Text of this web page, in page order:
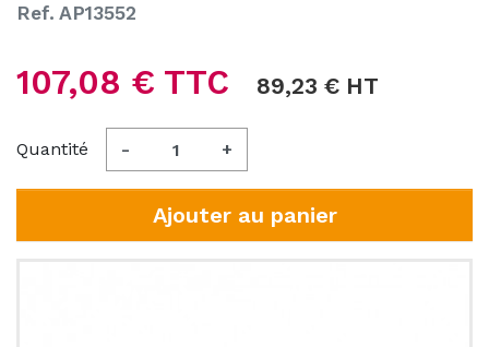
Ref. AP13552
107,08 € TTC 89,23 € HT
Quantité - +
Ajouter au panier